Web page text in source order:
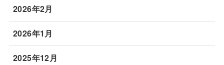
2026年2月
2026年1月
2025年12月